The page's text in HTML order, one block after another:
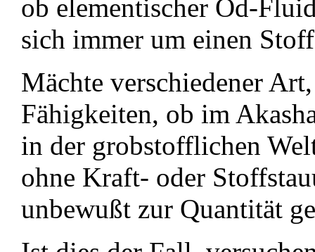
ob elementischer Od-
sich immer um einen
Mächte verschiedener
Fähigkeiten, ob im
in der grobstofflichen
ohne Kraft- oder
unbewußt zur Quantität